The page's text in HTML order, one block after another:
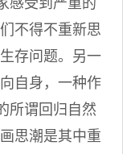
感受到严重的
不得不重新思
存问题。另一
自身，一种作
所谓回归自然
思潮是其中重